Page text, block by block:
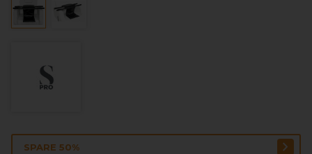
SPARE 50%